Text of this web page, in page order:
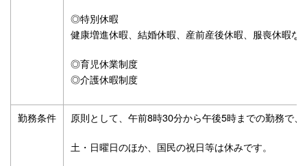
◎特別休暇
健康増進休暇、結婚休暇、産前産後休暇、服喪休暇な
◎育児休業制度
◎介護休暇制度
勤務条件 原則として、午前8時30分から午後5時までの勤務で
土・日曜日のほか、国民の祝日等は休みです。